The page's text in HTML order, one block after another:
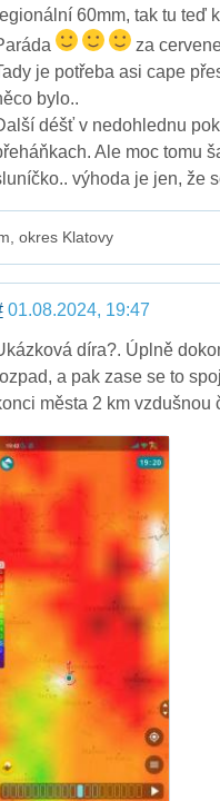
60mm, tak tu teď
za
je potřeba asi cape
bylo..
déšť v nedohlednu
Ale moc tomu
výhoda je jen, že
okres Klatovy
01.08.2024, 19:47
díra?. Úplně
a pak zase se to
města 2 km vzdušnou